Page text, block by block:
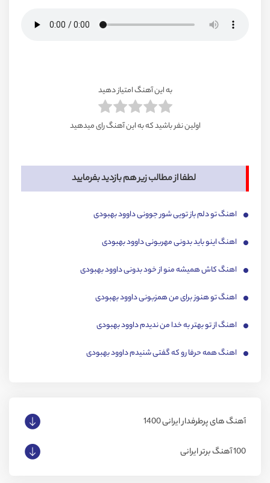
به این آهنگ امتیاز دهید
اولین نفر باشید که به این آهنگ رای میدهید
لطفا از مطالب زیر هم بازدید بفرمایید
اهنگ تو دلم باز تویی شور جوونی داوود بهبودی
اهنگ اینو باید بدونی مهربونی داوود بهبودی
اهنگ کاش همیشه منو از خود بدونی داوود بهبودی
اهنگ تو هنوز برای من همزبونی داوود بهبودی
اهنگ از تو بهتر به خدا من ندیدم داوود بهبودی
اهنگ همه حرفا رو که گفتی شنیدم داوود بهبودی
آهنگ های پرطرفدار ایرانی 1400
100 آهنگ برتر ایرانی